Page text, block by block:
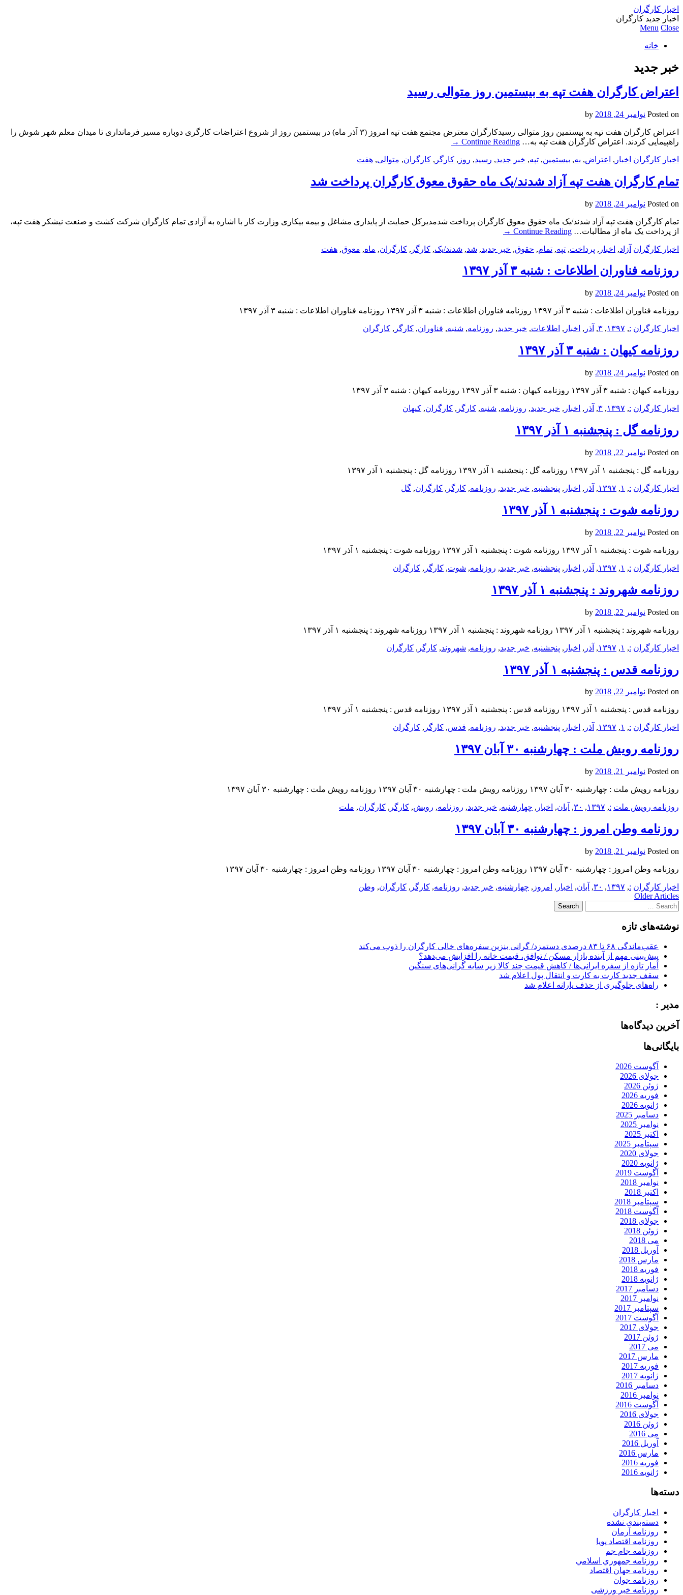
اخبار کارگران
اخبار جدید کارگران
Menu Close
خانه
خبر جدید
اعتراض کارگران هفت تپه به بیستمین روز متوالی رسید
Posted on نوامبر 24, 2018
اعتراض کارگران هفت تپه به بیستمین روز متوالی رسیدکارگران معترض مجتمع هفت تپه امروز (۳ آذر ماه) در بیستمین روز از شروع اعتراضات کارگری دوباره مسیر فرمانداری تا میدان معلم شهر شوش را
راهپیمایی کردند. اعتراض کارگران هفت تپه به… Continue Reading
→
اخبار کارگران اخبار , اعتراض, به, بیستمین, تپه, خبر جدید, رسید, روز , کارگر , کارگران, متوالی, هفت
تمام کارگران هفت تپه آزاد شدند/یک ماه حقوق معوق کارگران پرداخت شد
Posted on نوامبر 24, 2018
تمام کارگران هفت تپه آزاد شدند/یک ماه حقوق معوق کارگران پرداخت شدمدیرکل حمایت از پایداری مشاغل و بیمه بیکاری وزارت کار با اشاره به آزادی تمام کارگران شرکت کشت و صنعت نیشکر هفت‌ تپه،
از پرداخت یک ماه از مطالبات… Continue Reading
→
اخبار کارگران آزاد, اخبار , پرداخت, تپه, تمام, حقوق, خبر جدید, شد, شدند/یک, کارگر , کارگران, ماه, معوق, هفت
روزنامه فناوران اطلاعات : شنبه ۳ آذر ۱۳۹۷
Posted on نوامبر 24, 2018
روزنامه فناوران اطلاعات : شنبه ۳ آذر ۱۳۹۷ روزنامه فناوران اطلاعات : شنبه ۳ آذر ۱۳۹۷ روزنامه فناوران اطلاعات : شنبه ۳ آذر ۱۳۹۷
اخبار کارگران :
, ۱۳۹۷, ۳, آذر , اخبار , اطلاعات, خبر جدید, روزنامه, شنبه, فناوران, کارگر , کارگران
روزنامه کيهان : شنبه ۳ آذر ۱۳۹۷
Posted on نوامبر 24, 2018
روزنامه کيهان : شنبه ۳ آذر ۱۳۹۷ روزنامه کيهان : شنبه ۳ آذر ۱۳۹۷ روزنامه کيهان : شنبه ۳ آذر ۱۳۹۷
اخبار کارگران :
, ۱۳۹۷, ۳, آذر , اخبار , خبر جدید, روزنامه, شنبه, کارگر , کارگران, کيهان
روزنامه گل : پنجشنبه ۱ آذر ۱۳۹۷
Posted on نوامبر 22, 2018
روزنامه گل : پنجشنبه ۱ آذر ۱۳۹۷ روزنامه گل : پنجشنبه ۱ آذر ۱۳۹۷ روزنامه گل : پنجشنبه ۱ آذر ۱۳۹۷
اخبار کارگران :
, ۱, ۱۳۹۷, آذر , اخبار , پنجشنبه, خبر جدید, روزنامه, کارگر , کارگران, گل
روزنامه شوت : پنجشنبه ۱ آذر ۱۳۹۷
Posted on نوامبر 22, 2018
روزنامه شوت : پنجشنبه ۱ آذر ۱۳۹۷ روزنامه شوت : پنجشنبه ۱ آذر ۱۳۹۷ روزنامه شوت : پنجشنبه ۱ آذر ۱۳۹۷
اخبار کارگران :
, ۱, ۱۳۹۷, آذر , اخبار , پنجشنبه, خبر جدید, روزنامه, شوت, کارگر , کارگران
روزنامه شهروند : پنجشنبه ۱ آذر ۱۳۹۷
Posted on نوامبر 22, 2018
روزنامه شهروند : پنجشنبه ۱ آذر ۱۳۹۷ روزنامه شهروند : پنجشنبه ۱ آذر ۱۳۹۷ روزنامه شهروند : پنجشنبه ۱ آذر ۱۳۹۷
اخبار کارگران :
, ۱, ۱۳۹۷, آذر , اخبار , پنجشنبه, خبر جدید, روزنامه, شهروند, کارگر , کارگران
روزنامه قدس : پنجشنبه ۱ آذر ۱۳۹۷
Posted on نوامبر 22, 2018
روزنامه قدس : پنجشنبه ۱ آذر ۱۳۹۷ روزنامه قدس : پنجشنبه ۱ آذر ۱۳۹۷ روزنامه قدس : پنجشنبه ۱ آذر ۱۳۹۷
اخبار کارگران :
, ۱, ۱۳۹۷, آذر , اخبار , پنجشنبه, خبر جدید, روزنامه, قدس, کارگر , کارگران
روزنامه رویش ملت : چهارشنبه ۳۰ آبان ۱۳۹۷
Posted on نوامبر 21, 2018
روزنامه رویش ملت : چهارشنبه ۳۰ آبان ۱۳۹۷ روزنامه رویش ملت : چهارشنبه ۳۰ آبان ۱۳۹۷ روزنامه رویش ملت : چهارشنبه ۳۰ آبان ۱۳۹۷
روزنامه رویش ملت :
, ۱۳۹۷, ۳۰, آبان, اخبار , چهارشنبه, خبر جدید, روزنامه, رویش, کارگر , کارگران, ملت
روزنامه وطن امروز : چهارشنبه ۳۰ آبان ۱۳۹۷
Posted on نوامبر 21, 2018
روزنامه وطن امروز : چهارشنبه ۳۰ آبان ۱۳۹۷ روزنامه وطن امروز : چهارشنبه ۳۰ آبان ۱۳۹۷ روزنامه وطن امروز : چهارشنبه ۳۰ آبان ۱۳۹۷
اخبار کارگران :
, ۱۳۹۷, ۳۰, آبان, اخبار , امروز , چهارشنبه, خبر جدید, روزنامه, کارگر , کارگران, وطن
Post
navigation
Older Articles
Search
for:
نوشته‌های تازه
عقب‌ماندگی ۶۸ تا ۸۳ درصدی دستمزد/ گرانی بنزین سفره‌های خالی کارگران را ذوب می‌کند
پیش‌بینی مهم از آینده بازار مسکن / توافق، قیمت خانه را افزایش می‌دهد؟
آمار تازه از سفره ایرانی‌ها / کاهش قیمت چند کالا زیر سایه گرانی‌های سنگین
سقف جدید کارت به کارت و انتقال پول اعلام شد
راه‌های جلوگیری از حذف یارانه اعلام شد
مدیر :
آخرین دیدگاه‌ها
بایگانی‌ها
آگوست 2026
جولای 2026
ژوئن 2026
فوریه 2026
ژانویه 2026
دسامبر 2025
نوامبر 2025
اکتبر 2025
سپتامبر 2025
جولای 2020
ژانویه 2020
آگوست 2019
نوامبر 2018
اکتبر 2018
سپتامبر 2018
آگوست 2018
جولای 2018
ژوئن 2018
می 2018
آوریل 2018
مارس 2018
فوریه 2018
ژانویه 2018
دسامبر 2017
نوامبر 2017
سپتامبر 2017
آگوست 2017
جولای 2017
ژوئن 2017
می 2017
مارس 2017
فوریه 2017
ژانویه 2017
دسامبر 2016
نوامبر 2016
آگوست 2016
جولای 2016
ژوئن 2016
می 2016
آوریل 2016
مارس 2016
فوریه 2016
ژانویه 2016
دسته‌ها
اخبار کارگران
دسته‌بندی نشده
روزنامه آرمان
روزنامه اقتصاد پویا
روزنامه جام جم
روزنامه جمهوري اسلامي
روزنامه جهان اقتصاد
روزنامه جوان
روزنامه خبر ورزشى